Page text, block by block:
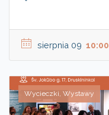
sierpnia 09 10:00
Wycieczki, Wystawy